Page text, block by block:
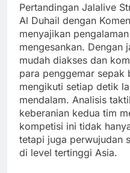
Pertandingan Jalalive
Al Duhail dengan
menyajikan
mengesankan. Dengan
mudah diakses dan
para penggemar sepak
mengikuti setiap detik
mendalam. Analisis
keberanian kedua tim
kompetisi ini tidak
tetapi juga perwujudan
di level tertinggi Asia.